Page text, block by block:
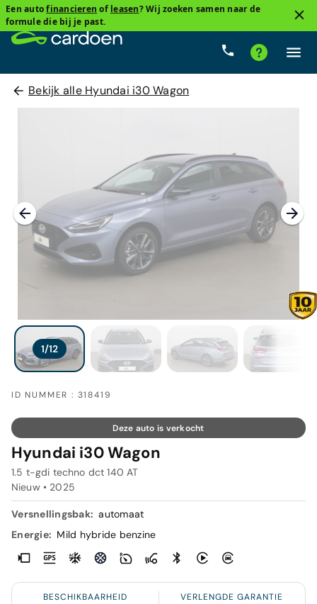
Een autofinancieren of leasen? Wij zoeken samen naar de
formule die bij je past.
Bekijk alle Hyundai i30 Wagon
ID NUMMER : 318419
Deze auto is verkocht
Hyundai i30 Wagon
1.5 t-gdi techno dct 140 AT
Nieuw • 2025
Versnellingsbak: automaat
Energie: Mild hybride benzine
BESCHIKBAARHEID VERLENGDE GARANTIE